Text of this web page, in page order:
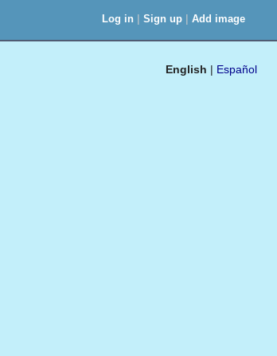
Log in | Sign up | Add image
English | Español